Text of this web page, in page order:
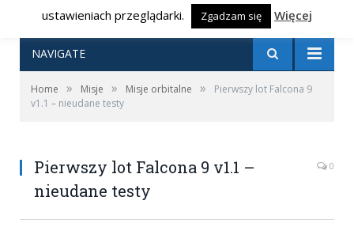
NAVIGATE
Home » Misje » Misje orbitalne »
Pierwszy lot Falcona 9
v1.1 – nieudane testy
Pierwszy lot Falcona 9 v1.1 –
nieudane testy
0
ustawieniach przeglądarki.
Zgadzam się Więcej